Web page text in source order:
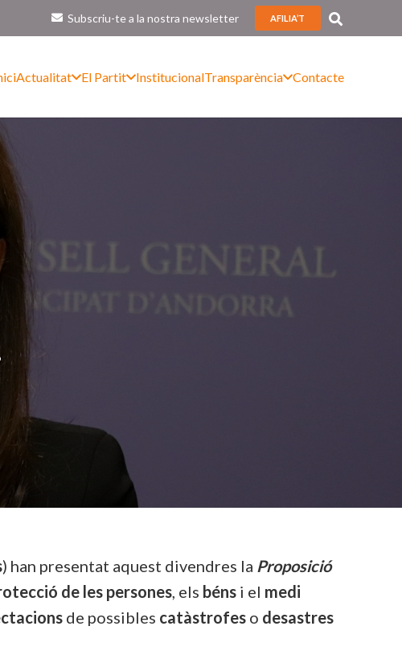
Subscriu-te a la nostra newsletter AFILIA’T
Actualitat El Partit InstitucionalTransparència Contacte
) han presentat aquest divendres la Proposició
de les persones, els béns i el medi
de possibles catàstrofes o desastres